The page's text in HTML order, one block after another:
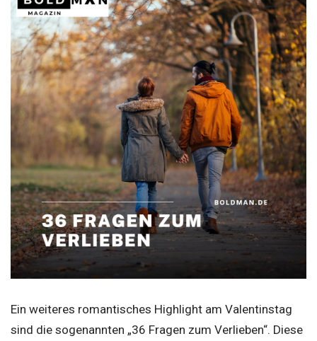
Ein weiteres romantisches Highlight am Valentinstag
sind die sogenannten „36 Fragen zum Verlieben“. Diese